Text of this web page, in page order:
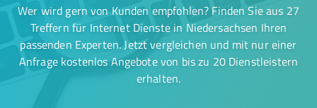
Wer wird gern von Kunden empfohlen? Finden Sie aus 27
Treffern für Internet Dienste in Niedersachsen Ihren
passenden Experten. Jetzt vergleichen und mit nur einer
Anfrage kostenlos Angebote von bis zu 20 Dienstleistern
erhalten.